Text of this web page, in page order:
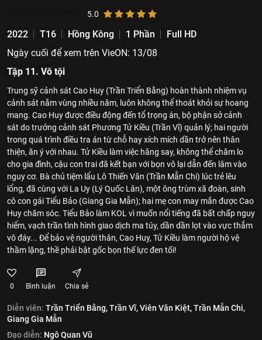
5.0
2022 T16 Hồng Kông 1 Phần
Full HD
Ngày cuối để xem trên VieON: 13/08
Tập 11. Vô tội
Trung sỹ cảnh sát Cao Huy (Trần Triển Bằng) hoàn thành nhiệm vụ
cảnh sát nằm vùng nhiều năm, luôn không thể thoát khỏi sự hoang
mang. Cao Huy được điều động đến tổ trọng án, bộ phận sở cảnh
sát do trưởng cảnh sát Phương Tử Kiều (Trần Vĩ) quản lý; hai người
trong quá trình điều tra án từ chỗ hay xích mích dần trở nên thân
thiện, ăn ý với nhau. Tử Kiều làm việc hăng say, không thể chăm lo
cho gia đình, cậu con trai đã kết bạn với bọn vô lại dẫn đến lâm vào
nguy cơ. Bà chủ tiệm lẩu Lô Thiến Văn (Trần Mẫn Chi) lúc trẻ lêu
lổng, đã cùng với La Uy (Lý Quốc Lân), một ông trùm xã đoàn, sinh
cô con gái Tiểu Bảo (Giang Gia Mẫn); hai mẹ con may mắn được Cao
Huy chăm sóc. Tiểu Bảo làm KOL vì muốn nổi tiếng đã bất chấp nguy
hiểm, vạch trần tình hình giao dịch ma túy, dần dần lọt vào vực thẳm
vô đáy... Để bảo vệ người thân, Cao Huy, Tử Kiều làm người hộ vệ
thầm lặng, thề phải bật gốc bọn thế lực đen tối!
0 Bình luận Chia sẻ
Diễn viên: Trần Triển Bằng,Trần Vĩ,Viên Văn Kiệt,Trần Mẫn Chi,
Giang Gia Mẫn
Đạo diễn: Ngô Quan Vũ